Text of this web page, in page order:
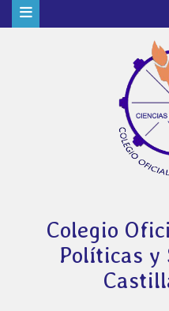
Colegio
Políticas y